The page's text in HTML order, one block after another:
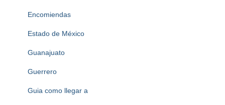
Encomiendas
Estado de México
Guanajuato
Guerrero
Guia como llegar a